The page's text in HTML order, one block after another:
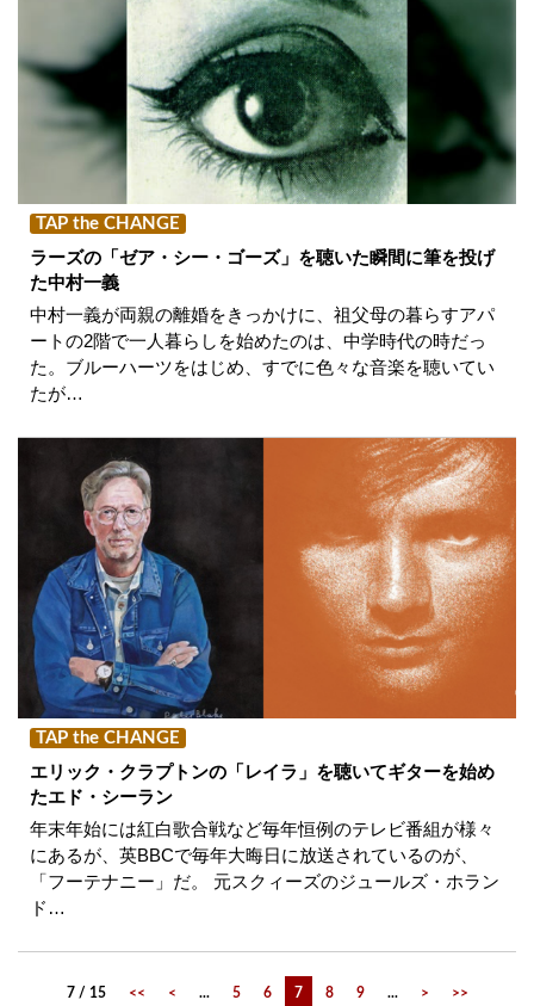
TAP the CHANGE
ラーズの「ゼア・シー・ゴーズ」を聴いた瞬間に筆を投げ
た中村一義
中村一義が両親の離婚をきっかけに、祖父母の暮らすアパ
ートの2階で一人暮らしを始めたのは、中学時代の時だっ
た。ブルーハーツをはじめ、すでに色々な音楽を聴いてい
たが…
TAP the CHANGE
エリック・クラプトンの「レイラ」を聴いてギターを始め
たエド・シーラン
年末年始には紅白歌合戦など毎年恒例のテレビ番組が様々
にあるが、英BBCで毎年大晦日に放送されているのが、
「フーテナニー」だ。 元スクィーズのジュールズ・ホラン
ド…
7 / 15 << < ... 5 6 7 8 9 ... > >>